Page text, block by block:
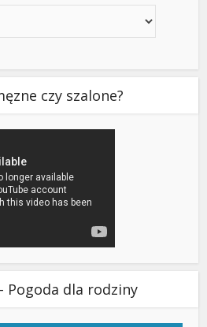
czy szalone?
Pogoda dla rodziny